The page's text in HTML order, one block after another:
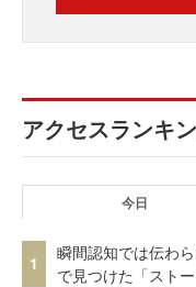
アクセスランキ
今日
1
瞬間認知では伝わ
で見つけた「スト